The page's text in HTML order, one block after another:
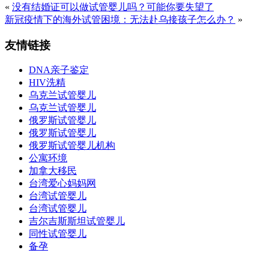
« 没有结婚证可以做试管婴儿吗？可能你要失望了
新冠疫情下的海外试管困境：无法赴乌接孩子怎么办？ »
友情链接
DNA亲子鉴定
HIV洗精
乌克兰试管婴儿
乌克兰试管婴儿
俄罗斯试管婴儿
俄罗斯试管婴儿
俄罗斯试管婴儿机构
公寓环境
加拿大移民
台湾爱心妈妈网
台湾试管婴儿
台湾试管婴儿
吉尔吉斯斯坦试管婴儿
同性试管婴儿
备孕